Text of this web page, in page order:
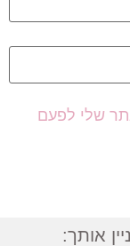
שלי לפעם
אותך: